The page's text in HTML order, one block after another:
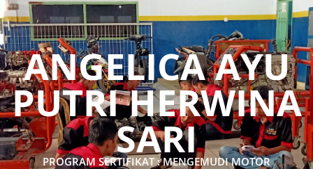
ANGELICA AYU
PUTRI HERWINA
SARI
PROGRAM SERTIFIKAT : MENGEMUDI MOTOR